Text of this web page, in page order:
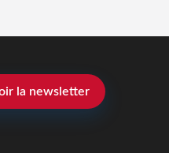
la newsletter